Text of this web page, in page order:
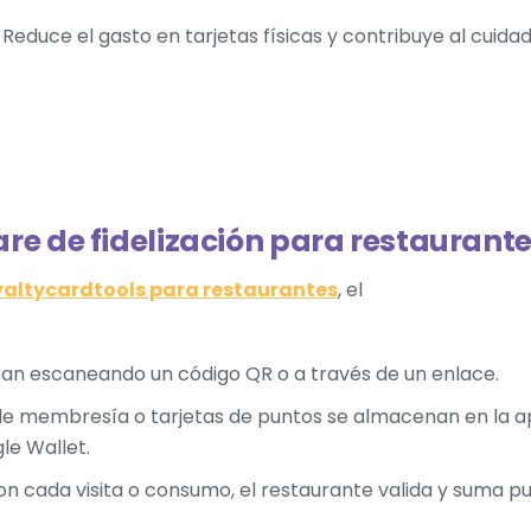
el gasto en tarjetas físicas y contribuye al
de fidelización para
para restaurantes, el
escaneando un código QR o a través de un enlace.
membresía o tarjetas de puntos se almacenan en la
Wallet.
cada visita o consumo, el restaurante valida y suma